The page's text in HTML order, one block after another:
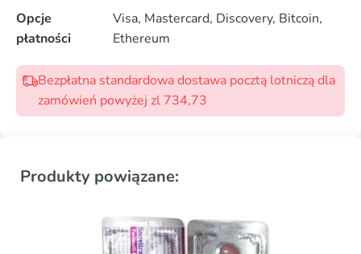
Opcje
płatności
Visa, Mastercard, Discovery, Bitcoin,
Ethereum
Bezpłatna standardowa dostawa pocztą lotniczą dla
zamówień powyżej zl 734,73
Produkty powiązane: